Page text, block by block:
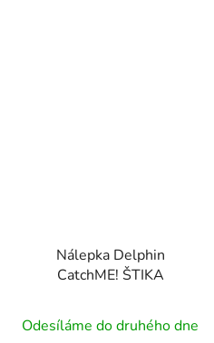
Nálepka Delphin
CatchME! ŠTIKA
Odesíláme do druhého dne